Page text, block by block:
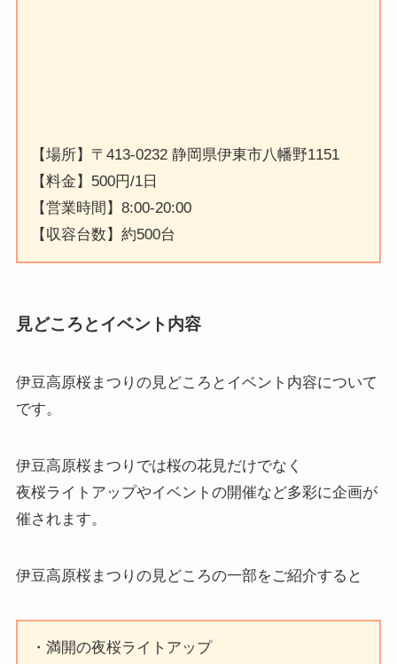
【場所】〒413-0232 静岡県伊東市八幡野1151
【料金】500円/1日
【営業時間】8:00-20:00
【収容台数】約500台
見どころとイベント内容
伊豆高原桜まつりの見どころとイベント内容について
です。
伊豆高原桜まつりでは桜の花見だけでなく
夜桜ライトアップやイベントの開催など多彩に企画が
催されます。
伊豆高原桜まつりの見どころの一部をご紹介すると
・満開の夜桜ライトアップ